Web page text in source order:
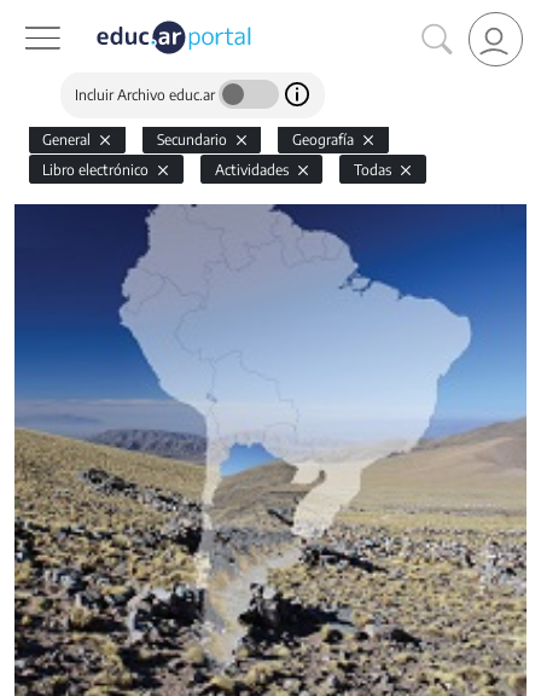
Incluir Archivo educ.ar
General Secundario
Geografía
Libro electrónico
Actividades Todas